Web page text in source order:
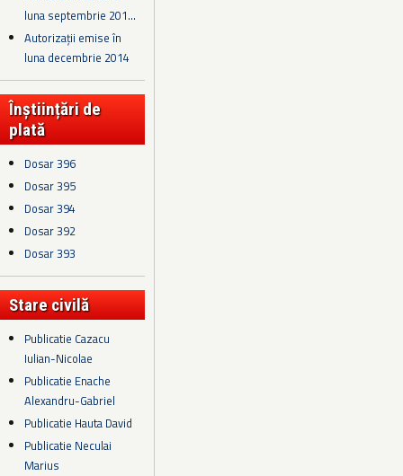
luna septembrie 201...
Autorizații emise în
luna decembrie 2014
Înștiințări de
plată
Dosar 396
Dosar 395
Dosar 394
Dosar 392
Dosar 393
Stare civilă
Publicatie Cazacu
Iulian-Nicolae
Publicatie Enache
Alexandru-Gabriel
Publicatie Hauta David
Publicatie Neculai
Marius